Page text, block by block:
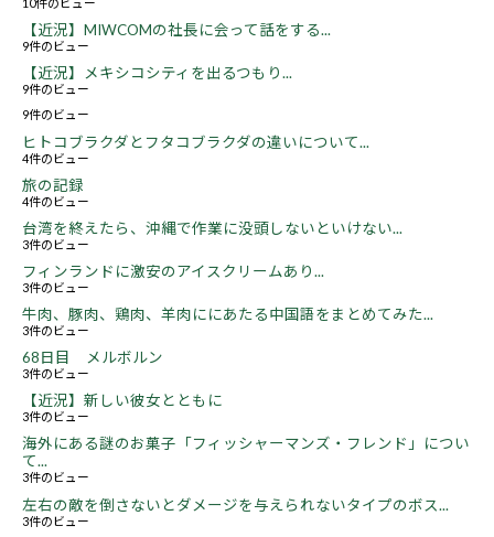
【近況】MIWCOMの社長に会って話をする...
9件のビュー
【近況】メキシコシティを出るつもり...
9件のビュー
9件のビュー
ヒトコブラクダとフタコブラクダの違いについて...
4件のビュー
旅の記録
4件のビュー
台湾を終えたら、沖縄で作業に没頭しないといけない...
3件のビュー
フィンランドに激安のアイスクリームあり...
3件のビュー
牛肉、豚肉、鶏肉、羊肉ににあたる中国語をまとめてみた...
3件のビュー
68日目 メルボルン
3件のビュー
【近況】新しい彼女とともに
3件のビュー
海外にある謎のお菓子「フィッシャーマンズ・フレンド」につい
て...
3件のビュー
左右の敵を倒さないとダメージを与えられないタイプのボス...
3件のビュー